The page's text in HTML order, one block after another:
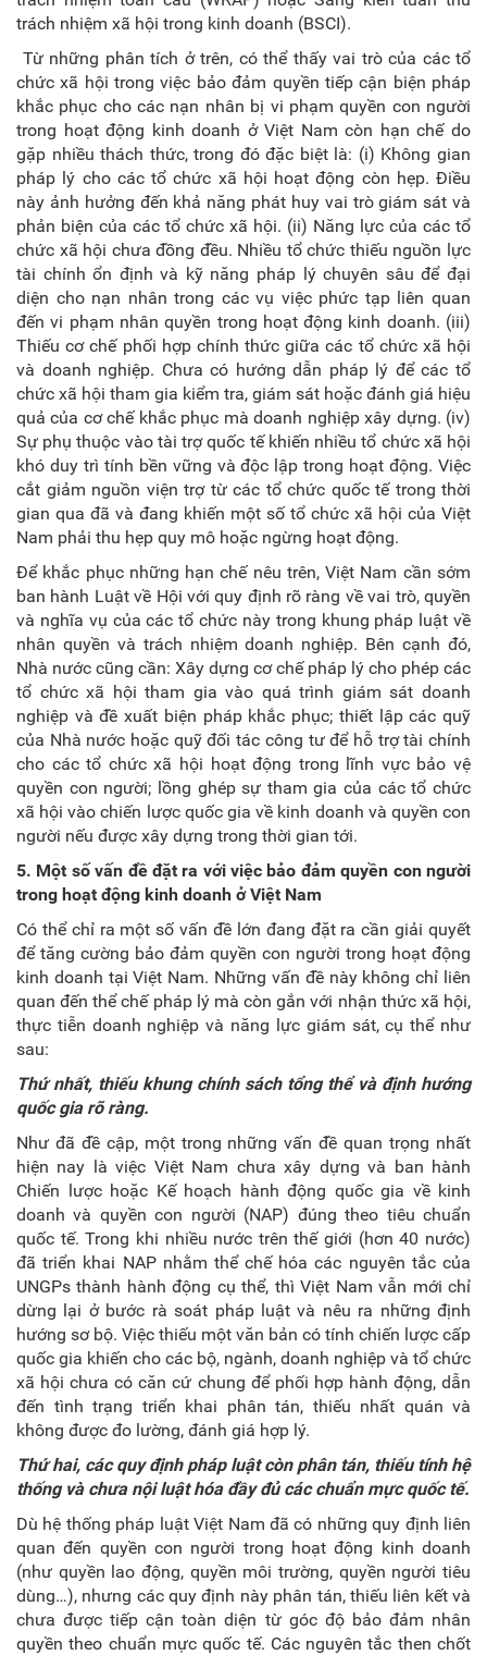
trách nhiệm xã hội trong kinh doanh (BSCI).
Từ những phân tích ở trên, có thể thấy vai trò của các tổ
chức xã hội trong việc bảo đảm quyền tiếp cận biện pháp
khắc phục cho các nạn nhân bị vi phạm quyền con người
trong hoạt động kinh doanh ở Việt Nam còn hạn chế do
gặp nhiều thách thức, trong đó đặc biệt là: (i) Không gian
pháp lý cho các tổ chức xã hội hoạt động còn hẹp. Điều
này ảnh hưởng đến khả năng phát huy vai trò giám sát và
phản biện của các tổ chức xã hội. (ii) Năng lực của các tổ
chức xã hội chưa đồng đều. Nhiều tổ chức thiếu nguồn lực
tài chính ổn định và kỹ năng pháp lý chuyên sâu để đại
diện cho nạn nhân trong các vụ việc phức tạp liên quan
đến vi phạm nhân quyền trong hoạt động kinh doanh. (iii)
Thiếu cơ chế phối hợp chính thức giữa các tổ chức xã hội
và doanh nghiệp. Chưa có hướng dẫn pháp lý để các tổ
chức xã hội tham gia kiểm tra, giám sát hoặc đánh giá hiệu
quả của cơ chế khắc phục mà doanh nghiệp xây dựng. (iv)
Sự phụ thuộc vào tài trợ quốc tế khiến nhiều tổ chức xã hội
khó duy trì tính bền vững và độc lập trong hoạt động. Việc
cắt giảm nguồn viện trợ từ các tổ chức quốc tế trong thời
gian qua đã và đang khiến một số tổ chức xã hội của Việt
Nam phải thu hẹp quy mô hoặc ngừng hoạt động.
Để khắc phục những hạn chế nêu trên, Việt Nam cần sớm
ban hành Luật về Hội với quy định rõ ràng về vai trò, quyền
và nghĩa vụ của các tổ chức này trong khung pháp luật về
nhân quyền và trách nhiệm doanh nghiệp. Bên cạnh đó,
Nhà nước cũng cần: Xây dựng cơ chế pháp lý cho phép các
tổ chức xã hội tham gia vào quá trình giám sát doanh
nghiệp và đề xuất biện pháp khắc phục; thiết lập các quỹ
của Nhà nước hoặc quỹ đối tác công tư để hỗ trợ tài chính
cho các tổ chức xã hội hoạt động trong lĩnh vực bảo vệ
quyền con người; lồng ghép sự tham gia của các tổ chức
xã hội vào chiến lược quốc gia về kinh doanh và quyền con
người nếu được xây dựng trong thời gian tới.
5. Một số vấn đề đặt ra với việc bảo đảm quyền con người
trong hoạt động kinh doanh ở Việt Nam
Có thể chỉ ra một số vấn đề lớn đang đặt ra cần giải quyết
để tăng cường bảo đảm quyền con người trong hoạt động
kinh doanh tại Việt Nam. Những vấn đề này không chỉ liên
quan đến thể chế pháp lý mà còn gắn với nhận thức xã hội,
thực tiễn doanh nghiệp và năng lực giám sát, cụ thể như
sau:
Thứ nhất, thiếu khung chính sách tổng thể và định hướng
quốc gia rõ ràng.
Như đã đề cập, một trong những vấn đề quan trọng nhất
hiện nay là việc Việt Nam chưa xây dựng và ban hành
Chiến lược hoặc Kế hoạch hành động quốc gia về kinh
doanh và quyền con người (NAP) đúng theo tiêu chuẩn
quốc tế. Trong khi nhiều nước trên thế giới (hơn 40 nước)
đã triển khai NAP nhằm thể chế hóa các nguyên tắc của
UNGPs thành hành động cụ thể, thì Việt Nam vẫn mới chỉ
dừng lại ở bước rà soát pháp luật và nêu ra những định
hướng sơ bộ. Việc thiếu một văn bản có tính chiến lược cấp
quốc gia khiến cho các bộ, ngành, doanh nghiệp và tổ chức
xã hội chưa có căn cứ chung để phối hợp hành động, dẫn
đến tình trạng triển khai phân tán, thiếu nhất quán và
không được đo lường, đánh giá hợp lý.
Thứ hai, các quy định pháp luật còn phân tán, thiếu tính hệ
thống và chưa nội luật hóa đầy đủ các chuẩn mực quốc tế.
Dù hệ thống pháp luật Việt Nam đã có những quy định liên
quan đến quyền con người trong hoạt động kinh doanh
(như quyền lao động, quyền môi trường, quyền người tiêu
dùng…), nhưng các quy định này phân tán, thiếu liên kết và
chưa được tiếp cận toàn diện từ góc độ bảo đảm nhân
quyền theo chuẩn mực quốc tế. Các nguyên tắc then chốt